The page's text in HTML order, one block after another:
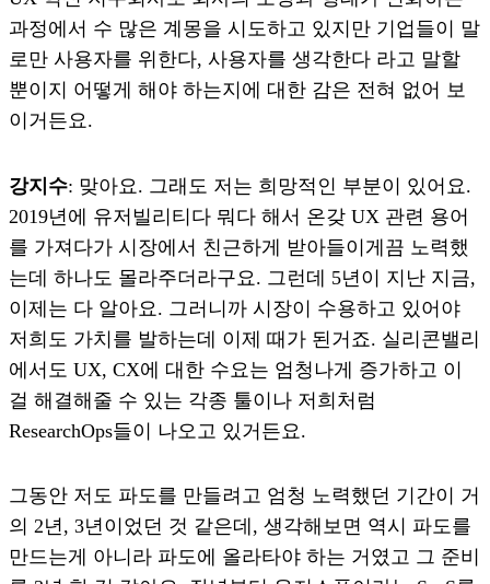
과정에서 수 많은 계몽을 시도하고 있지만 기업들이 말
로만 사용자를 위한다, 사용자를 생각한다 라고 말할
뿐이지 어떻게 해야 하는지에 대한 감은 전혀 없어 보
이거든요.
강지수: 맞아요. 그래도 저는 희망적인 부분이 있어요.
2019년에 유저빌리티다 뭐다 해서 온갖 UX 관련 용어
를 가져다가 시장에서 친근하게 받아들이게끔 노력했
는데 하나도 몰라주더라구요. 그런데 5년이 지난 지금,
이제는 다 알아요. 그러니까 시장이 수용하고 있어야
저희도 가치를 발하는데 이제 때가 된거죠. 실리콘밸리
에서도 UX, CX에 대한 수요는 엄청나게 증가하고 이
걸 해결해줄 수 있는 각종 툴이나 저희처럼
ResearchOps들이 나오고 있거든요.
그동안 저도 파도를 만들려고 엄청 노력했던 기간이 거
의 2년, 3년이었던 것 같은데, 생각해보면 역시 파도를
만드는게 아니라 파도에 올라타야 하는 거였고 그 준비